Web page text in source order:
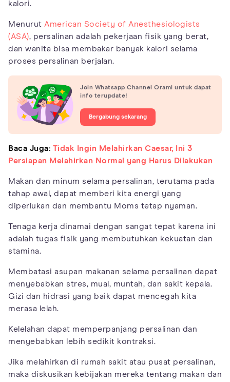
kalori.
Menurut American Society of Anesthesiologists
(ASA), persalinan adalah pekerjaan fisik yang berat,
dan wanita bisa membakar banyak kalori selama
proses persalinan berjalan.
Join Whatsapp Channel Orami untuk dapat
info terupdate!
Bergabung sekarang
Baca Juga: Tidak Ingin Melahirkan Caesar, Ini 3
Persiapan Melahirkan Normal yang Harus Dilakukan
Makan dan minum selama persalinan, terutama pada
tahap awal, dapat memberi kita energi yang
diperlukan dan membantu Moms tetap nyaman.
Tenaga kerja dinamai dengan sangat tepat karena ini
adalah tugas fisik yang membutuhkan kekuatan dan
stamina.
Membatasi asupan makanan selama persalinan dapat
menyebabkan stres, mual, muntah, dan sakit kepala.
Gizi dan hidrasi yang baik dapat mencegah kita
merasa lelah.
Kelelahan dapat memperpanjang persalinan dan
menyebabkan lebih sedikit kontraksi.
Jika melahirkan di rumah sakit atau pusat persalinan,
maka diskusikan kebijakan mereka tentang makan dan